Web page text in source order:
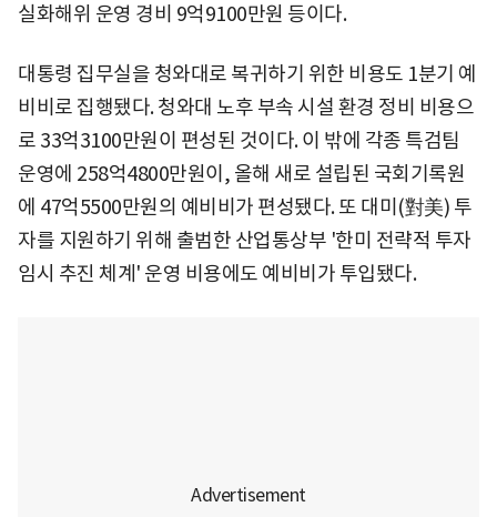
실화해위 운영 경비 9억9100만원 등이다.
대통령 집무실을 청와대로 복귀하기 위한 비용도 1분기 예
비비로 집행됐다. 청와대 노후 부속 시설 환경 정비 비용으
로 33억3100만원이 편성된 것이다. 이 밖에 각종 특검팀
운영에 258억4800만원이, 올해 새로 설립된 국회기록원
에 47억5500만원의 예비비가 편성됐다. 또 대미(對美) 투
자를 지원하기 위해 출범한 산업통상부 '한미 전략적 투자
임시 추진 체계' 운영 비용에도 예비비가 투입됐다.